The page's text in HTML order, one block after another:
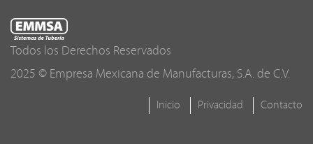
Todos los Derechos Reservados
2025 © Empresa Mexicana de Manufacturas, S.A. de C.V.
Inicio Privacidad Contacto